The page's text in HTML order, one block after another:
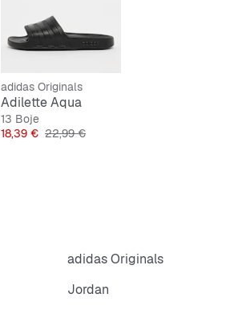
adidas Originals
Adilette Aqua
13 Boje
Cijena
18,39 € Originalna cijena
22,99 €
adidas Originals
Jordan